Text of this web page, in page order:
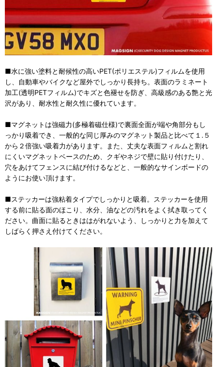
■水に強い塗料と耐候性の高いPET(ポリエステル)フィルムを使用
し、自動車やバイクなど屋外でしっかり長持ち。表面のラミネート
加工(透明PETフィルム)でキズと色褪せを防ぎ、高級感のある艶と光
沢があり、耐水性と耐久性に優れています。
■マグネットは強磁力(多極着磁仕様)で裏面全面が端や角部分もし
っかり吸着でき、一般的な同じ厚みのマグネット製品と比べて１.５
から２倍強い吸着力があります。また、丈夫な表面フィルムと割れ
にくいマグネットベースのため、クギやネジで壁に貼り付けたり、
穴をあけてフェンスに結び付けるなどと、一般的なサインボードの
ようにお使い頂けます。
■ステッカーは強粘着タイプでしっかりと吸着。ステッカーを使用
する前に貼る面のほこり、水分、油などの汚れをよく拭き取ってく
ださい。曲面に貼るときははがれないよう、しっかりと力を加えて
しばらく押さえ付けてください。